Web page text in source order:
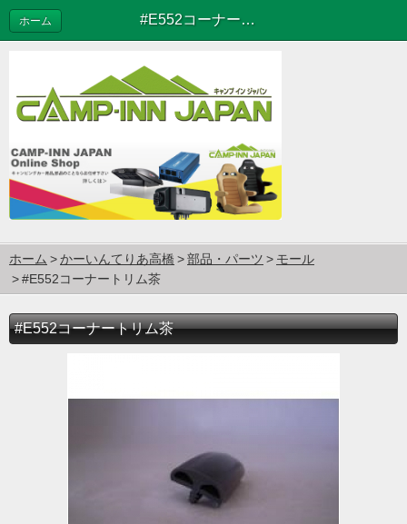
#E552コーナートリム茶
ホーム
ホーム かーいんてりあ高橋 部品・パーツ
モール
#E552コーナートリム茶
#E552コーナートリム茶